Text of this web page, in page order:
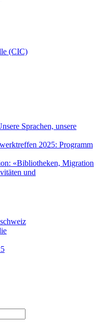
(CIC)
Sprachen, unsere
2025: Programm
«Bibliotheken, Migration
und